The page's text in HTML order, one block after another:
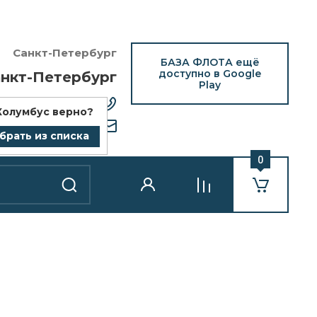
Санкт-Петербург
Петербург
верно?
из списка
418-25-77
БАЗА ФЛОТА ещё
доступно в Google
Play
0